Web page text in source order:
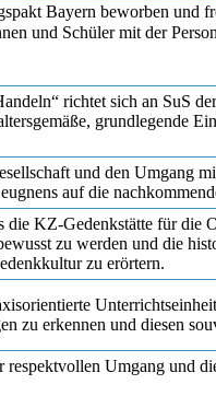
Bayern beworben und
und Schüler mit der
richtet sich an SuS
grundlegende
und den Umgang
auf die
KZ-Gedenkstätte für die
zu werden und die
zu erörtern.
zu erkennen und diesen
Umgang und